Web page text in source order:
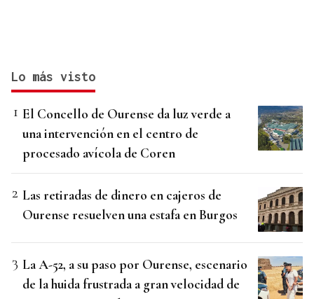
Lo más visto
El Concello de Ourense da luz verde a
una intervención en el centro de
procesado avícola de Coren
Las retiradas de dinero en cajeros de
Ourense resuelven una estafa en Burgos
La A-52, a su paso por Ourense, escenario
de la huida frustrada a gran velocidad de